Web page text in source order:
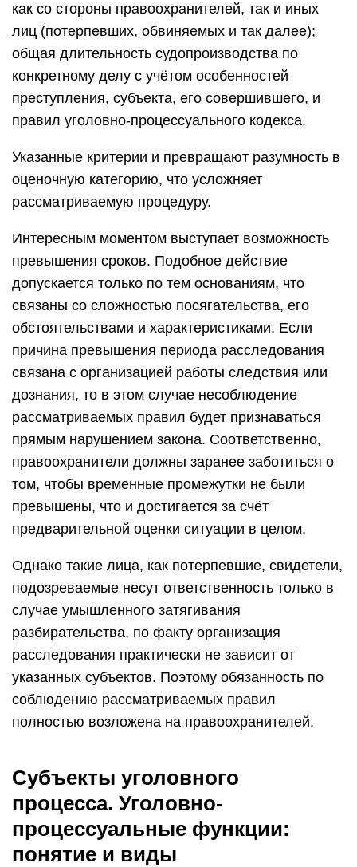
как со стороны правоохранителей, так и иных
лиц (потерпевших, обвиняемых и так далее);
общая длительность судопроизводства по
конкретному делу с учётом особенностей
преступления, субъекта, его совершившего, и
правил уголовно-процессуального кодекса.
Указанные критерии и превращают разумность в
оценочную категорию, что усложняет
рассматриваемую процедуру.
Интересным моментом выступает возможность
превышения сроков. Подобное действие
допускается только по тем основаниям, что
связаны со сложностью посягательства, его
обстоятельствами и характеристиками. Если
причина превышения периода расследования
связана с организацией работы следствия или
дознания, то в этом случае несоблюдение
рассматриваемых правил будет признаваться
прямым нарушением закона. Соответственно,
правоохранители должны заранее заботиться о
том, чтобы временные промежутки не были
превышены, что и достигается за счёт
предварительной оценки ситуации в целом.
Однако такие лица, как потерпевшие, свидетели,
подозреваемые несут ответственность только в
случае умышленного затягивания
разбирательства, по факту организация
расследования практически не зависит от
указанных субъектов. Поэтому обязанность по
соблюдению рассматриваемых правил
полностью возложена на правоохранителей.
Субъекты уголовного
процесса. Уголовно-
процессуальные функции:
понятие и виды